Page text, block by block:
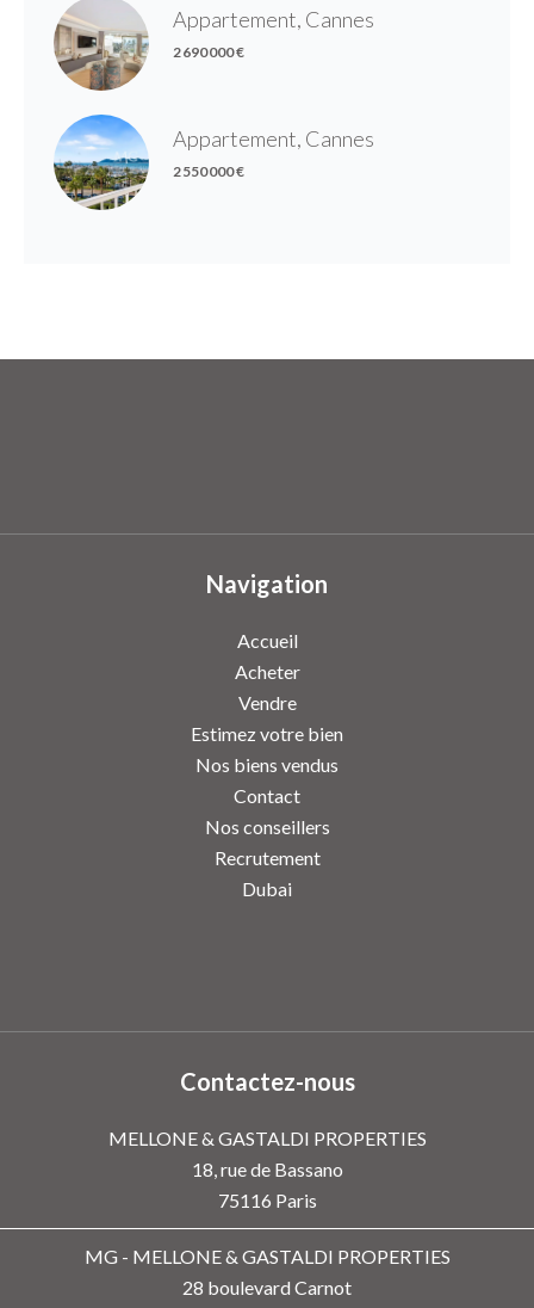
Appartement, Cannes
2 690 000 €
Appartement, Cannes
2 550 000 €
Navigation
Accueil
Acheter
Vendre
Estimez votre bien
Nos biens vendus
Contact
Nos conseillers
Recrutement
Dubai
Contactez-nous
MELLONE & GASTALDI PROPERTIES
18, rue de Bassano
75116 Paris
MG - MELLONE & GASTALDI PROPERTIES
28 boulevard Carnot